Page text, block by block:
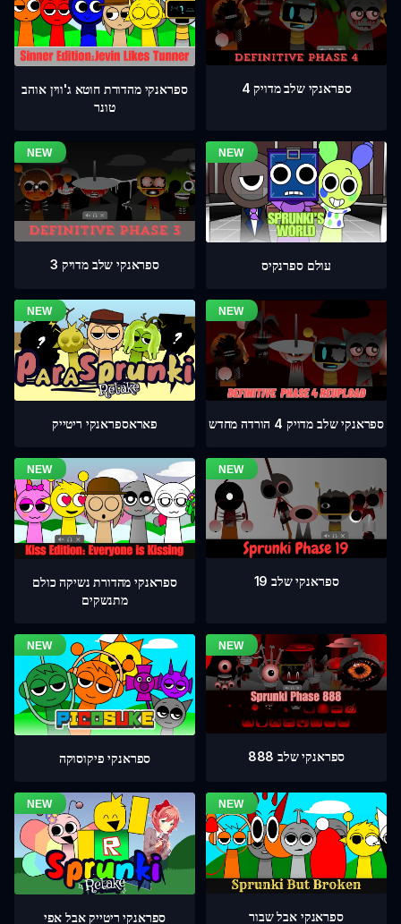
ספראנקי מהדורת חוטא ג'ווין אוהב
טונר
ספראנקי שלב מדויק 4
ספראנקי שלב מדויק 3 עולם ספרנקיס
פאראספראנקי ריטייק ספראנקי שלב מדויק 4 הורדה מחדש
ספראנקי מהדורת נשיקה כולם
מתנשקים
ספראנקי שלב 19
ספראנקי פיקוסוקה ספראנקי שלב 888
ספראנקי ריטייק אבל אפי ספראנקי אבל שבור